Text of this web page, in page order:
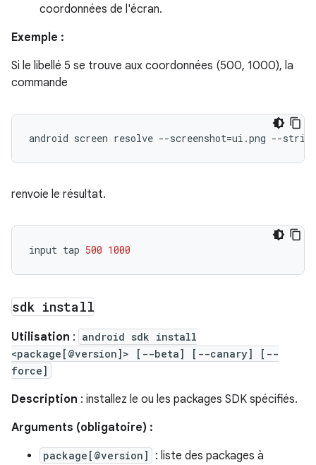
coordonnées de l'écran.
Exemple :
Si le libellé 5 se trouve aux coordonnées (500, 1000), la
commande
android screen resolve --screenshot=ui.png --string
renvoie le résultat.
input tap 500 1000
sdk install
Utilisation : android sdk install
<package[@version]> [--beta] [--canary] [--
force]
Description : installez le ou les packages SDK spécifiés.
Arguments (obligatoire) :
package[@version]
: liste des packages à